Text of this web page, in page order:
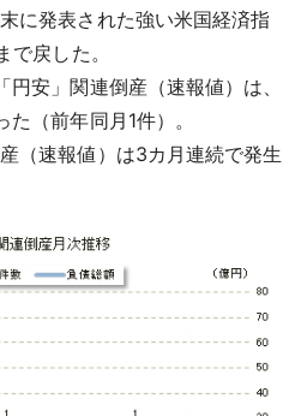
報
るご質問
に発表された強い米国経済指
戻した。
安」関連倒産（速報値）は、
（前年同月1件）。
（速報値）は3カ月連続で発生